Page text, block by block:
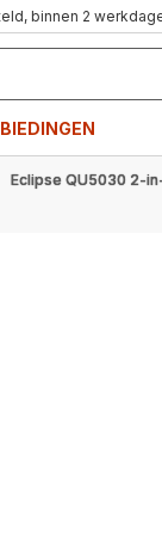
binnen 2
Eclipse QU5030 2-